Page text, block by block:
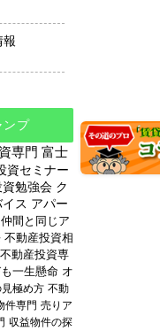
報
ンプ
専門 富士
資セミナー
勉強会 ク
ス アパー
仲間と同じア
不動産投資相
不動産投資専
一生懸命 オ
極め方 不動
件専門 売りア
収益物件の探